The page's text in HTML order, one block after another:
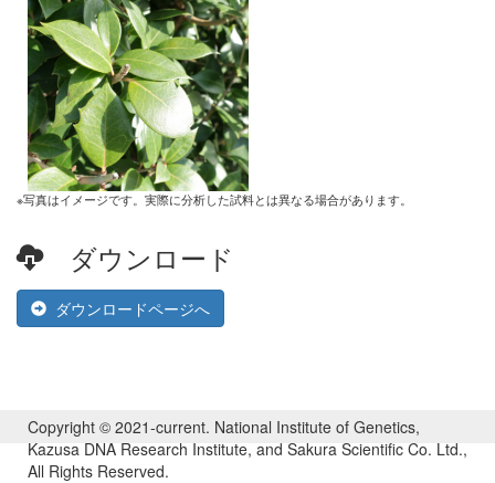
※写真はイメージです。実際に分析した試料とは異なる場合があります。
ダウンロード
ダウンロードページへ
Copyright © 2021-current. National Institute of Genetics,
Kazusa DNA Research Institute, and Sakura Scientific Co. Ltd.,
All Rights Reserved.